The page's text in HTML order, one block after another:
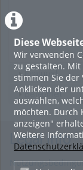
Diese
Wir verwenden
zu gestalten.
stimmen Sie der
Anklicken der
auswählen,
möchten. Durch
anzeigen"
Weitere
Featured
Beliebtheit
Legal Info